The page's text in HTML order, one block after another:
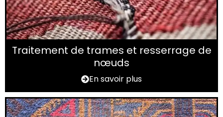
Traitement de trames et resserrage de
nœuds
En savoir plus